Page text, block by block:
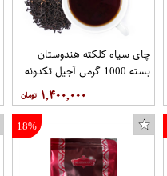
چای سیاه کلکته هندوستان
بسته 1000 گرمی آجیل تکدونه
۱,۴۰۰,۰۰۰
18%